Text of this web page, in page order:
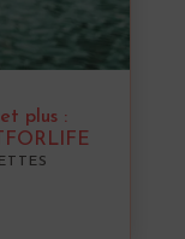
plus :